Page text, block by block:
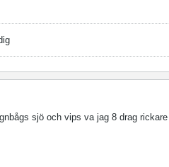
sjö och vips va jag 8 drag